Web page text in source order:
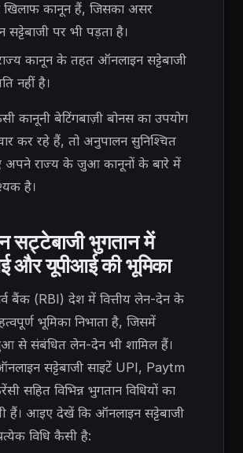
कानून हैं, जिसका असर
पर भी पड़ता है।
कानून के तहत ऑनलाइन सट्टेबाजी
नहीं है।
कानूनी बेटिंगबाज़ी बोनस का उपयोग
कर रहे हैं, तो अनुपालन सुनिश्चित
अपने राज्य के जुआ कानूनों के बारे में
है।
सट्टेबाजी भुगतान में
और यूपीआई की भूमिका
बैंक (RBI) देश में वित्तीय लेन-देन के
भूमिका निभाता है, जिसमें
से संबंधित लेन-देन भी शामिल हैं।
सट्टेबाजी साइटें UPI, Paytm
सहित विभिन्न भुगतान विधियों का
हैं। आइए देखें कि ऑनलाइन सट्टेबाजी
विधि कैसी है: